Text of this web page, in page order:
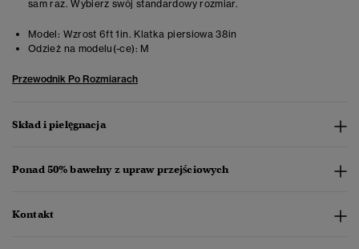
sam raz. Wybierz swój standardowy rozmiar.
Model: Wzrost 6ft 1in. Klatka piersiowa 38in
Odzież na modelu(-ce): M
Przewodnik Po Rozmiarach
Skład i pielęgnacja
Ponad 50% bawełny z upraw przejściowych
Kontakt